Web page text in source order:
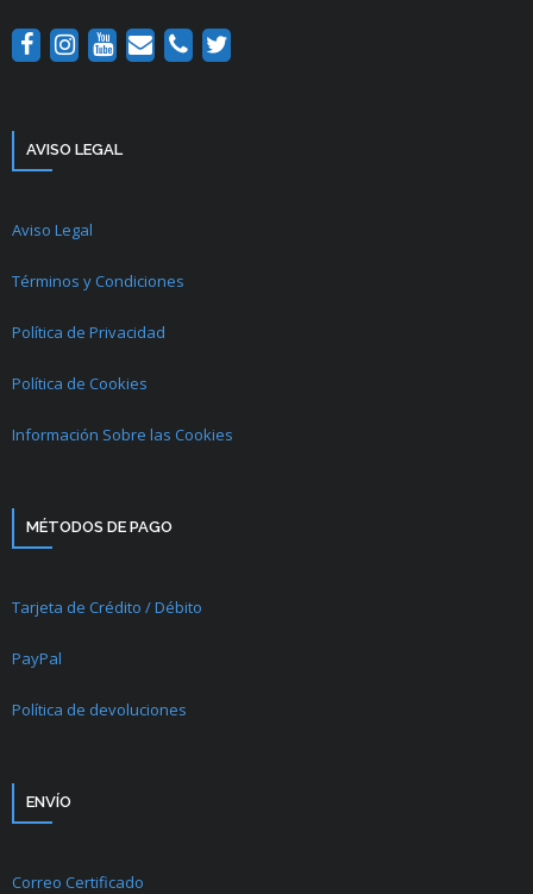
AVISO LEGAL
Aviso Legal
Términos y Condiciones
Política de Privacidad
Política de Cookies
Información Sobre las Cookies
MÉTODOS DE PAGO
Tarjeta de Crédito / Débito
PayPal
Política de devoluciones
ENVÍO
Correo Certificado